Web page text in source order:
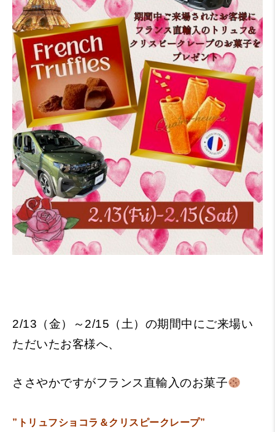
2/13（金）～2/15（土）の期間中にご来場い
ただいたお客様へ、
ささやかですがフランス直輸入のお菓子
”トリュフショコラ＆クリスピークレープ”